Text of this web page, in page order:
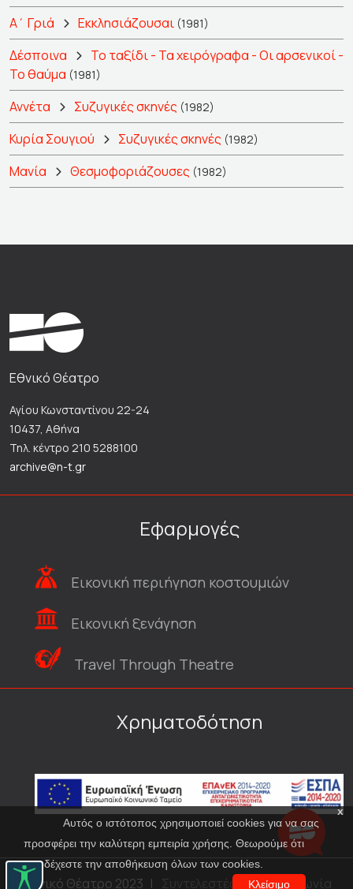
Α΄ Γριά Εκκλησιάζουσαι (1981)
Δέσποινα
Το ταξίδι - Τα χειρόγραφα - Οι αρσενικοί -
Το θαύμα (1981)
Αννέτα Συζυγικές σκηνές (1982)
Κυρία Σουγιού Συζυγικές σκηνές (1982)
Μανία Θεσμοφοριάζουσες (1982)
x
Αυτός ο ιστότοπος χρησιμοποιεί cookies για να σας
προσφέρει την καλύτερη εμπειρία χρήσης. Θεωρούμε ότι
αποδέχεστε την αποθήκευση όλων των cookies.
Κλείσιμο
Εθνικό Θέατρο
Αγίου Κωνσταντίνου 22-24
10437, Αθήνα
Τηλ. κέντρο 210 5288100
archive@n-t.gr
Εφαρμογές
Εικονική περιήγηση κοστουμιών
Εικονική ξενάγηση
Travel Through Theatre
Χρηματοδότηση
© Εθνικό Θέατρο 2023 | Συντελεστές Επικοινωνία